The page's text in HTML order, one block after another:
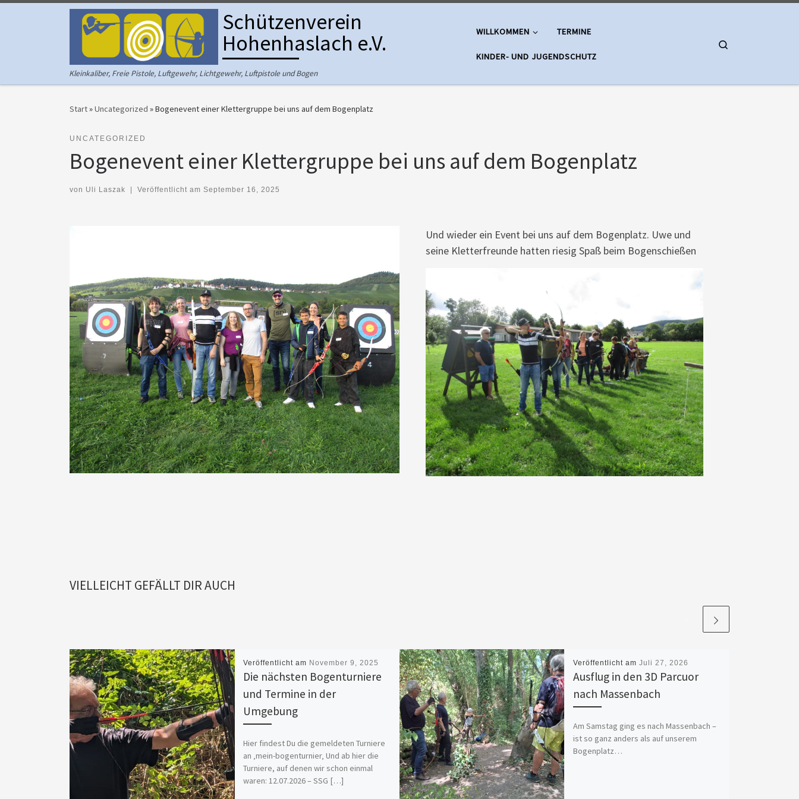
Zum Inhalt springen
Schützenverein
Hohenhaslach e.V.
Kleinkaliber, Freie Pistole, Luftgewehr, Lichtgewehr, Luftpistole und Bogen
WILLKOMMEN TERMINE
KINDER- UND JUGENDSCHUTZ
Start»Uncategorized »Bogenevent einer Klettergruppe bei uns auf dem Bogenplatz
UNCATEGORIZED
Bogenevent einer Klettergruppe bei uns auf dem Bogenplatz
von Uli Laszak | Veröffentlicht am September 16, 2025
Und wieder ein Event bei uns auf dem Bogenplatz. Uwe und
seine Kletterfreunde hatten riesig Spaß beim Bogenschießen
VIELLEICHT GEFÄLLT DIR AUCH
Veröffentlicht am November 9, 2025
Die nächsten Bogenturniere
und Termine in der
Umgebung
Hier findest Du die gemeldeten Turniere
an ‚mein-bogenturnier‚ Und ab hier die
Turniere, auf denen wir schon einmal
waren: 12.07.2026 – SSG […]
Veröffentlicht am Juli 27, 2026
Ausflug in den 3D Parcuor
nach Massenbach
Am Samstag ging es nach Massenbach –
ist so ganz anders als auf unserem
Bogenplatz…